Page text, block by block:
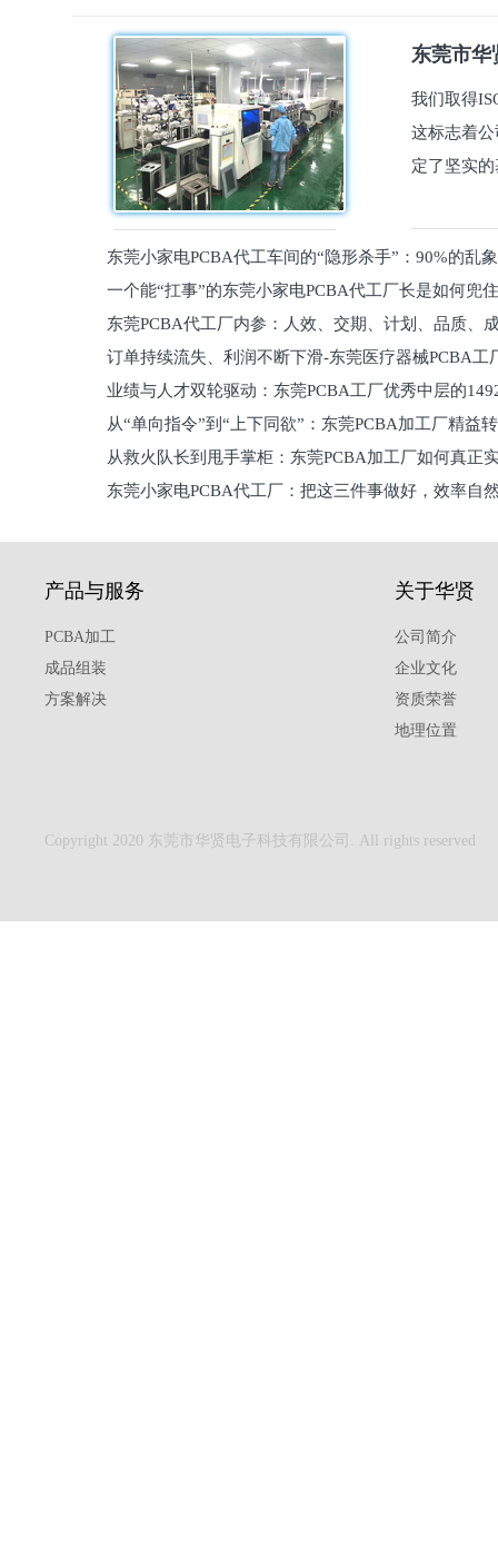
东莞市华
我们取得
这标志着
定了坚实
东莞小家电PCBA代工车间的“隐形杀手”：90%的乱
员工一个能“扛事”的东莞小家电PCBA代工厂长是如何兜
东莞PCBA代工厂内参：人效、交期、计划、品质
维锁客法则
订单持续流失、利润不断下滑-东莞医疗器械PCBA工
理死穴必须堵住
业绩与人才双轮驱动：东莞PCBA工厂优秀中层的
从“单向指令”到“上下同欲”：东莞PCBA加工厂精益
关键从救火队长到甩手掌柜：东莞PCBA加工厂如何真正
东莞小家电PCBA代工厂：把这三件事做好，效率自
产品与服务
PCBA加工
成品组装
方案解决
关于华贤
公司简介
企业文化
资质荣誉
地理位置
Copyright 2020 东莞市华贤电子科技有限公司. All rights reserved